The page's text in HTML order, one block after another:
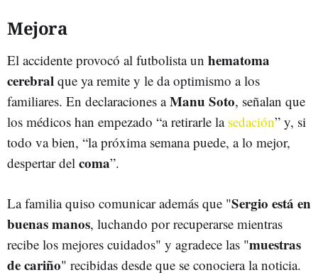
Mejora
El accidente provocó al futbolista un hematoma
cerebral que ya remite y le da optimismo a los
familiares. En declaraciones aManu Soto, señalan que
los médicos han empezado “a retirarle la sedación” y, si
todo va bien, “la próxima semana puede, a lo mejor,
despertar del coma”.
La familia quiso comunicar además que "Sergio está en
buenas manos, luchando por recuperarse mientras
recibe los mejores cuidados" y agradece las "muestras
de cariño" recibidas desde que se conociera la noticia.